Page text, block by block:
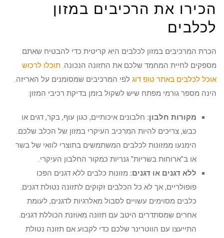
הכירו את הרכיבים במזון
לכלבים
הכרת המרכיבים במזון לכלבים היא קריטית כדי להבטיח שאתם
מספקים לחיית המחמד שלכם את התזונה הנכונה.תוכלו לרכוש
אוכל לכלבים באתר טופ דוגלפי המרכיבים שמסומנים על האריזה.
הינה מספר גורמי מפתח שיש לשקול בזמן בדיקת רכיבי המזון:
מקורות חלבון:חלבונים איכותיים, כגון עוף, בקר, דגים או
כבש, צריכים להיות המרכיב העיקרי במזון של הכלב שלכם.
הימנעו ממזונות לכלבים המשתמשים בתוצרי לוואי של בשר
או ב"ארוחות בשריות" גנריות כמקור החלבון העיקרי.
ללא דגנים או דגנים:מזונות כלבים ללא דגנים הפכו
פופולריים, אך לא כל הכלבים זקוקים לתזונה נטולת דגנים.
כלבים מסוימים עשויים לסבול מאלרגיות לדגנים, לעומת
אחרים שמסתדרים היטב עם תזונה מאוזנת הכוללת דגנים.
התייעצו עם הווטרינר שלכם כדי לקבוע אם תזונה נטולת